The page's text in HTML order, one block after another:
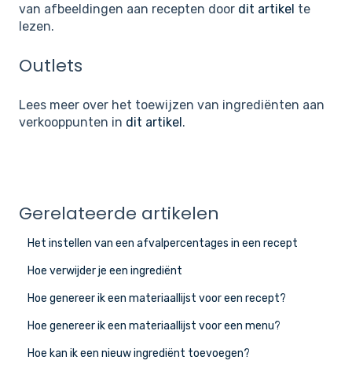
van afbeeldingen aan recepten door dit artikel te
lezen.
Outlets
Lees meer over het toewijzen van ingrediënten aan
verkooppunten in dit artikel.
Gerelateerde artikelen
Het instellen van een afvalpercentages in een recept
Hoe verwijder je een ingrediënt
Hoe genereer ik een materiaallijst voor een recept?
Hoe genereer ik een materiaallijst voor een menu?
Hoe kan ik een nieuw ingrediënt toevoegen?